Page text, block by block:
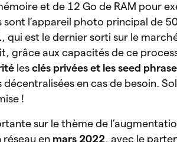
et de 12 Go de RAM pour
l’appareil photo principal de
, qui est le dernier sorti sur le
grâce aux capacités de ce
les clés privées et les seed
en cas de besoin.
!
sur le thème de
réseau en mars 2022, avec le